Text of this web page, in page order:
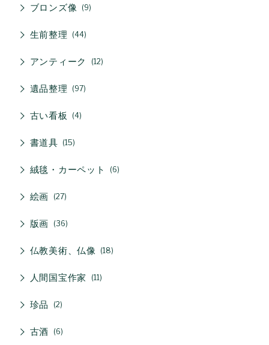
ブロンズ像 9
生前整理 44
アンティーク 12
遺品整理 97
古い看板 4
書道具 15
絨毯・カーペット 6
絵画 27
版画 36
仏教美術、仏像 18
人間国宝作家 11
珍品 2
古酒 6